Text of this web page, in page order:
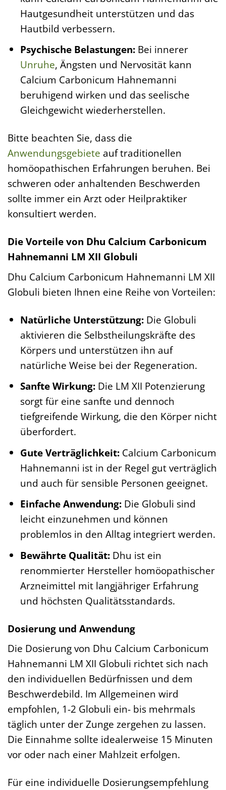
Hautgesundheit unterstützen und das
Hautbild verbessern.
Psychische Belastungen:Bei innerer
Unruhe, Ängsten und Nervosität kann
Calcium Carbonicum Hahnemanni
beruhigend wirken und das seelische
Gleichgewicht wiederherstellen.
Bitte beachten Sie, dass die
Anwendungsgebiete auf traditionellen
homöopathischen Erfahrungen beruhen. Bei
schweren oder anhaltenden Beschwerden
sollte immer ein Arzt oder Heilpraktiker
konsultiert werden.
Die Vorteile von Dhu Calcium Carbonicum
Hahnemanni LM XII Globuli
Dhu Calcium Carbonicum Hahnemanni LM XII
Globuli bieten Ihnen eine Reihe von Vorteilen:
Natürliche Unterstützung:Die Globuli
aktivieren die Selbstheilungskräfte des
Körpers und unterstützen ihn auf
natürliche Weise bei der Regeneration.
Sanfte Wirkung:Die LM XII Potenzierung
sorgt für eine sanfte und dennoch
tiefgreifende Wirkung, die den Körper nicht
überfordert.
Gute Verträglichkeit:Calcium Carbonicum
Hahnemanni ist in der Regel gut verträglich
und auch für sensible Personen geeignet.
Einfache Anwendung:Die Globuli sind
leicht einzunehmen und können
problemlos in den Alltag integriert werden.
Bewährte Qualität:Dhu ist ein
renommierter Hersteller homöopathischer
Arzneimittel mit langjähriger Erfahrung
und höchsten Qualitätsstandards.
Dosierung und Anwendung
Die Dosierung von Dhu Calcium Carbonicum
Hahnemanni LM XII Globuli richtet sich nach
den individuellen Bedürfnissen und dem
Beschwerdebild. Im Allgemeinen wird
empfohlen, 1-2 Globuli ein- bis mehrmals
täglich unter der Zunge zergehen zu lassen.
Die Einnahme sollte idealerweise 15 Minuten
vor oder nach einer Mahlzeit erfolgen.
Für eine individuelle Dosierungsempfehlung